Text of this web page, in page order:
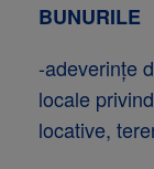
BUNURILE
-adeverinţe
locale
locative,